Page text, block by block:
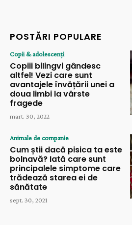
POSTĂRI POPULARE
Copii & adolescenți
Copiii bilingvi gândesc
altfel! Vezi care sunt
avantajele învățării unei a
doua limbi la vârste
fragede
mart. 30, 2022
Animale de companie
Cum știi dacă pisica ta este
bolnavă? Iată care sunt
principalele simptome care
trădează starea ei de
sănătate
sept. 30, 2021